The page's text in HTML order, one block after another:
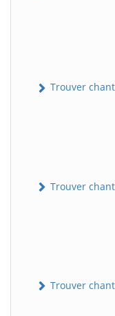
Trouver
Trouver
Trouver